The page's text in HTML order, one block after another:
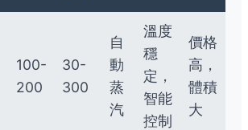
100-
200
30-
300
自
動
蒸
汽
溫度
穩
定，
智能
控制
價格
高，
體積
大